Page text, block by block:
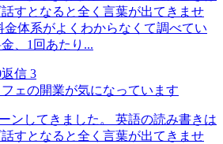
すとなると全く言葉が出てきませ
金体系がよくわからなくて調べてい
、1回あたり...
返信 3
ェの開業が気になっています
ンしてきました。 英語の読み書きは
すとなると全く言葉が出てきませ